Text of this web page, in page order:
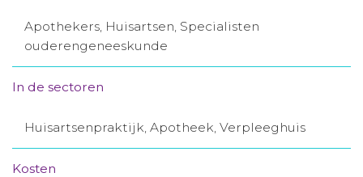
Toegang leeromgeving
Apothekers, Huisartsen, Specialisten
ouderengeneeskunde
In de sectoren
Huisartsenpraktijk, Apotheek, Verpleeghuis
Kosten